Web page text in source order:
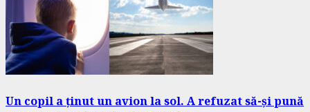
Un copil a ținut un avion la sol. A refuzat să-și pună